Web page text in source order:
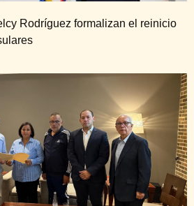
Rodríguez formalizan el reinicio